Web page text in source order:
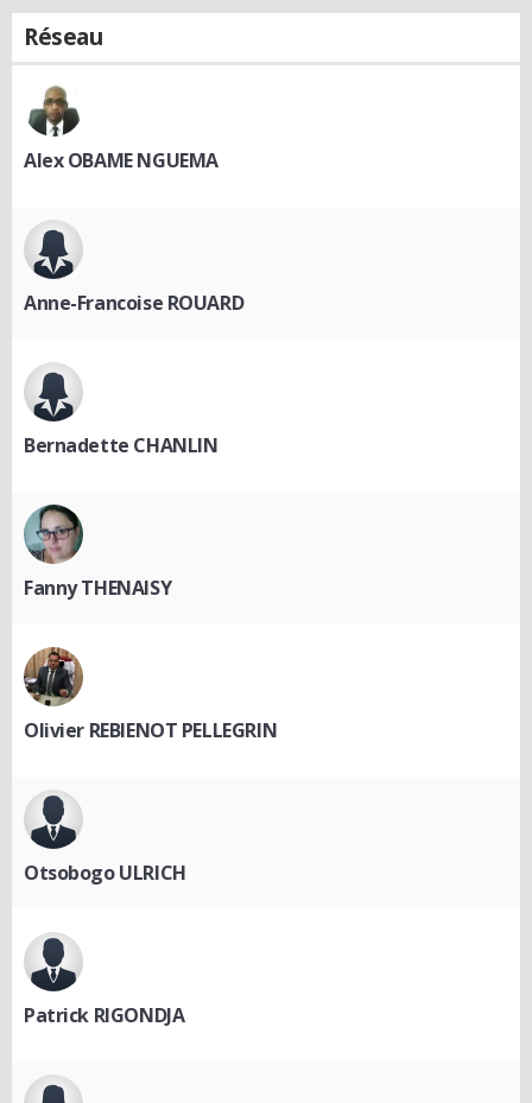
Réseau
Alex OBAME NGUEMA
Anne-Francoise ROUARD
Bernadette CHANLIN
Fanny THENAISY
Olivier REBIENOT PELLEGRIN
Otsobogo ULRICH
Patrick RIGONDJA